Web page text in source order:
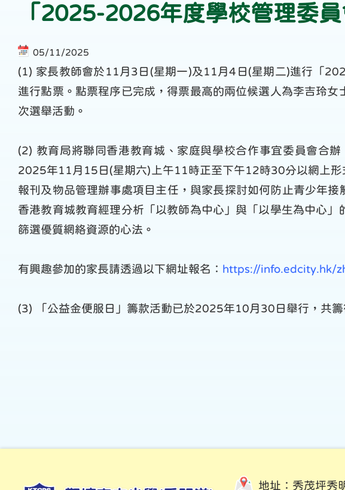
「2025-2026年度學校管理委
05/11/2025
(1) 家長教師會於11月3日(星期一)及11月4日(星期二)進行「
進行點票。點票程序已完成，得票最高的兩位候選人為李吉玲
次選舉活動。
(2) 教育局將聯同香港教育城、家庭與學校合作事宜委員會合
2025年11月15日(星期六)上午11時正至下午12時30分以網上
報刊及物品管理辦事處項目主任，與家長探討如何防止青少年
香港教育城教育經理分析「以教師為中心」與「以學生為中心
篩選優質網絡資源的心法。
有興趣參加的家長請透過以下網址報名： https://info.edcity.hk/
(3) 「公益金便服日」籌款活動已於2025年10月30日舉行，共
地址：秀茂坪秀